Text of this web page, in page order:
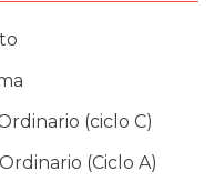
(ciclo C)
(Ciclo A)